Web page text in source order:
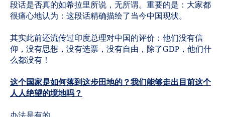
段话是否真的如希拉里所说，无所谓。重要的是：大家都
很痛心地认为：这段话精确描绘了当今中国现状。
其实此前还流传过印度总理对中国的评价：他们没有信
仰，没有思想，没有选票，没有自由，除了GDP，他们什
么都没有！
这个国家是如何落到这步田地的？我们能够走出目前这个
人人绝望的境地吗？
办法是有的。